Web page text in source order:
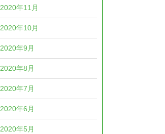
2020年11月
2020年10月
2020年9月
2020年8月
2020年7月
2020年6月
2020年5月